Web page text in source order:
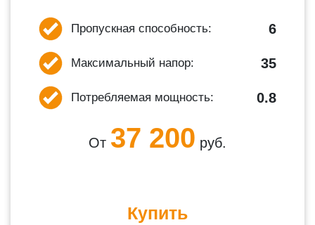
Пропускная способность: 6
Максимальный напор: 35
Потребляемая мощность: 0.8
От 37 200 руб.
Купить